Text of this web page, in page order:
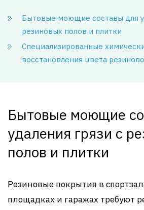
Бытовые моющие составы для
резиновых полов и плитки
Специализированные
восстановления цвета
Бытовые моющие
удаления грязи с
полов и плитки
Резиновые покрытия в
площадках и гаражах требуют